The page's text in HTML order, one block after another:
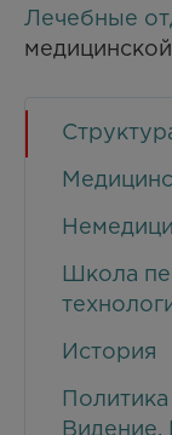
Лечебные
Школа
История
Политика